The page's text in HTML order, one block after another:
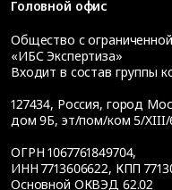
Головной офис
Общество с
«ИБС Экспертиза»
Входит в состав группы
127434, Россия, город
дом 9Б, эт/пом/ком 5/XIII/
ОГРН 1067761849704,
ИНН 7713606622, КПП
Основной ОКВЭД 62.02